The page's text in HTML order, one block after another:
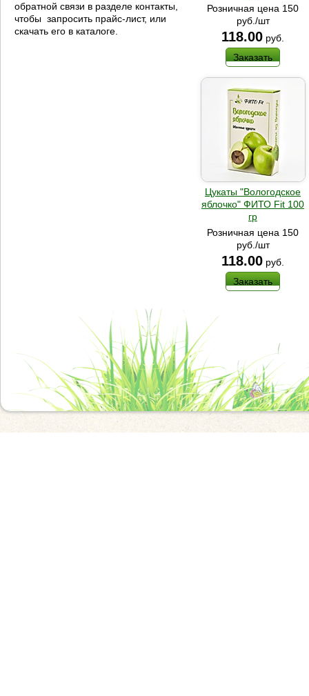
обратной связи в разделе контакты,
чтобы запросить прайс-лист, или
скачать его в каталоге.
Розничная цена 150
руб./шт
118.00 руб.
Заказать
Цукаты "Вологодское
яблочко" ФИТО Fit 100
гр
Розничная цена 150
руб./шт
118.00 руб.
Заказать